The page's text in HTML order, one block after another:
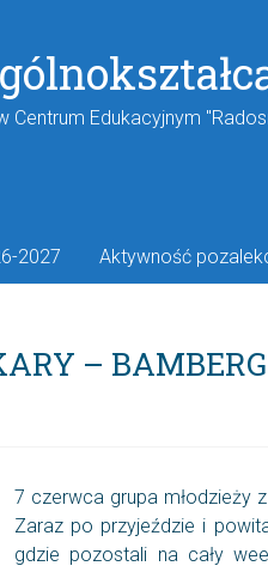
Centrum Edukacyjnym
2027 Aktywność
– BAMBERG
7 czerwca grupa młodzieży
Zaraz po przyjeździe i
gdzie pozostali na cały